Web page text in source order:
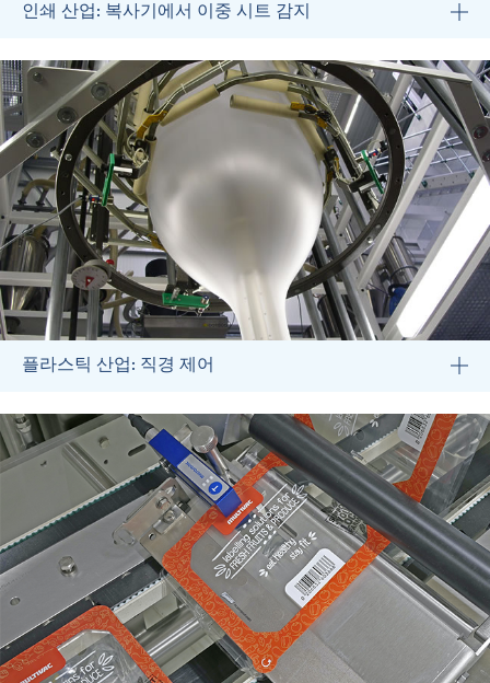
인쇄 산업: 복사기에서 이중 시트 감지
플라스틱 산업: 직경 제어